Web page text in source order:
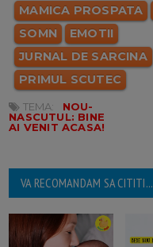
MAMICA PROSPATA
SOMN
EMOTII
JURNAL DE SARCINA
PRIMUL SCUTEC
TEMA:
NOU-
NASCUTUL: BINE
AI VENIT ACASA!
VA RECOMANDAM SA CITITI...